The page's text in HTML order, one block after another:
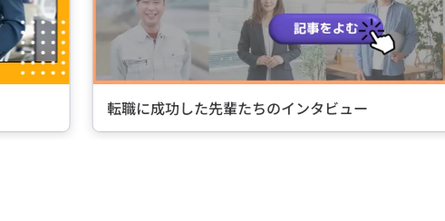
転職に成功した先輩たちのインタビュー